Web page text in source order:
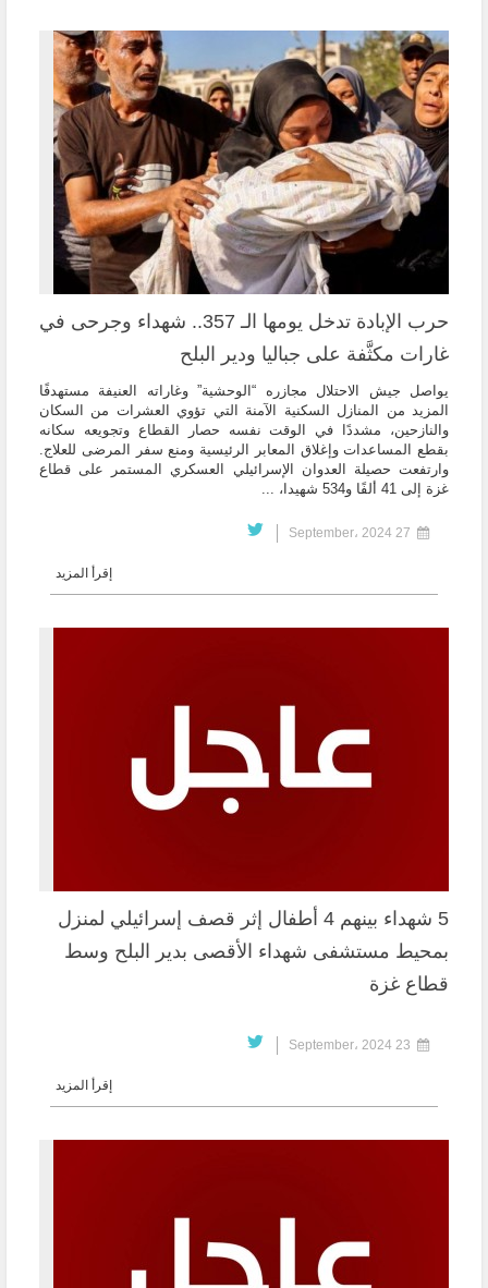
حرب الإبادة تدخل يومها الـ 357.. شهداء وجرحى في
غارات مكثَّفة على جباليا ودير البلح
يواصل جيش الاحتلال مجازره “الوحشية” وغاراته العنيفة مستهدفًا
المزيد من المنازل السكنية الآمنة التي تؤوي العشرات من السكان
والنازحين، مشددًا في الوقت نفسه حصار القطاع وتجويعه سكانه
بقطع المساعدات وإغلاق المعابر الرئيسية ومنع سفر المرضى للعلاج.
وارتفعت حصيلة العدوان الإسرائيلي العسكري المستمر على قطاع
غزة إلى 41 ألفًا و534 شهيدا، ...
إقرأ المزيد
5 شهداء بينهم 4 أطفال إثر قصف إسرائيلي لمنزل
بمحيط مستشفى شهداء الأقصى بدير البلح وسط
قطاع غزة
إقرأ المزيد